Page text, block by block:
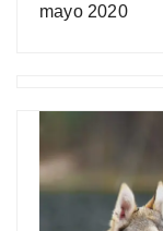
mayo 2020